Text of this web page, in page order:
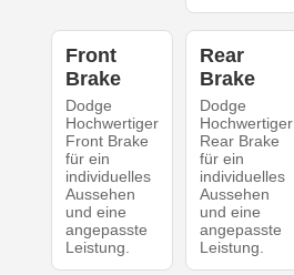
Front
Brake
Dodge
Hochwertiger
Front Brake
für ein
individuelles
Aussehen
und eine
angepasste
Leistung.
Rear
Brake
Dodge
Hochwertiger
Rear Brake
für ein
individuelles
Aussehen
und eine
angepasste
Leistung.